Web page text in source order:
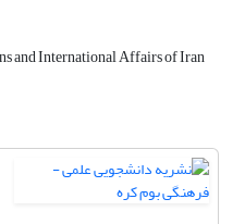
and International Affairs of Iran